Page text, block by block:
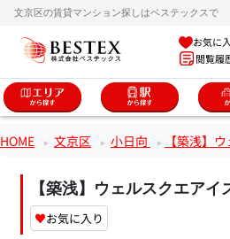
文京区の賃貸マンション探しはベステックスで
お気に
閲覧
HOME 文京区 小日向 【築浅】ウ
【築浅】ウェルスクエアイ
♥お気に入り